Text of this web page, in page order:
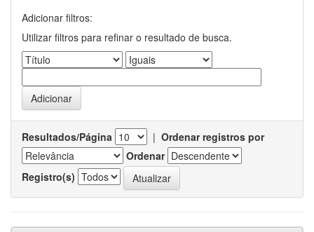
Adicionar filtros:
Utilizar filtros para refinar o resultado de busca.
Resultados/Página | Ordenar registros por
Ordenar
Registro(s)